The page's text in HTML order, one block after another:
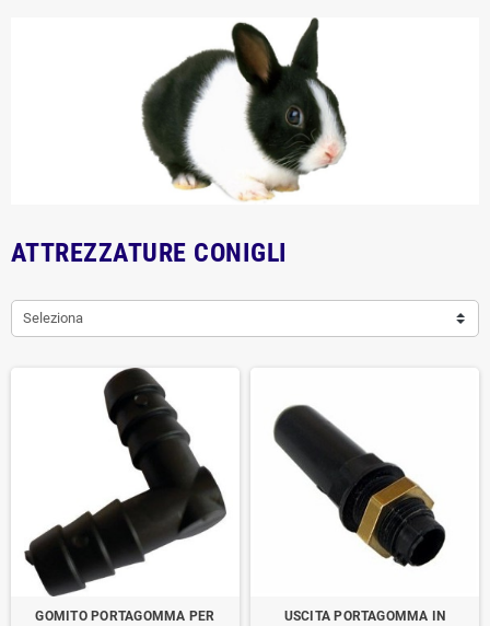
ATTREZZATURE CONIGLI
Seleziona
GOMITO PORTAGOMMA PER
USCITA PORTAGOMMA IN